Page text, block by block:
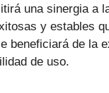
una sinergia a
y estables
beneficiará de la
de uso.